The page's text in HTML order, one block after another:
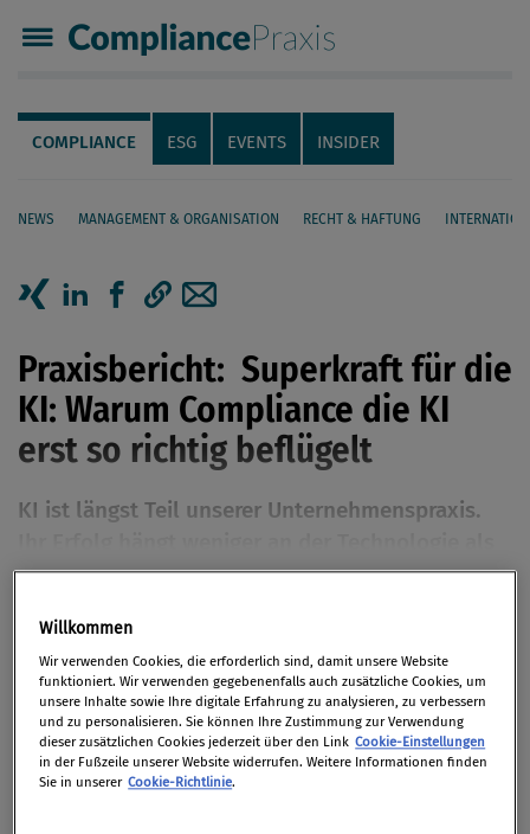
Compliance Praxis
Servicenavigation
Navigation
COMPLIANCE ESG EVENTS INSIDER
NEWS MANAGEMENT & ORGANISATION RECHT & HAFTUNG
Seiteninhalt
Praxisbericht: Superkraft für die
KI: Warum Compliance die KI
erst so richtig beflügelt
KI ist längst Teil unserer Unternehmenspraxis.
an der Zusammenarbeit dahinter. Ein Praxisblick
sondern bessere Zusammenarbeit.
VonMag. Daniela Tonweber,Dipl.-Ing. Willibald
Erhart MBA MSc
08. Juni 2026 / Erschienen in Compliance Praxis
2/2026, S. 19
Willkommen
Wir verwenden Cookies, die erforderlich sind, damit unsere Website
funktioniert. Wir verwenden gegebenenfalls auch zusätzliche Cookies, um
unsere Inhalte sowie Ihre digitale Erfahrung zu analysieren, zu verbessern
und zu personalisieren. Sie können Ihre Zustimmung zur Verwendung
dieser zusätzlichen Cookies jederzeit über den Link Cookie-Einstellungen
in der Fußzeile unserer Website widerrufen. Weitere Informationen finden
Sie in unserer Cookie-Richtlinie.